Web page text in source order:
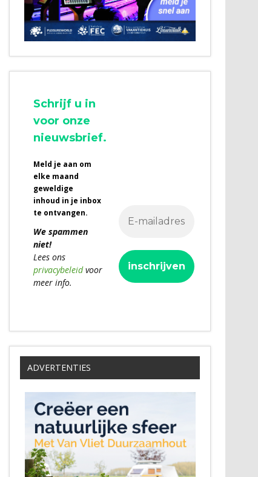
Schrijf u in
voor onze
nieuwsbrief.
Meld je aan om
elke maand
geweldige
inhoud in je inbox
te ontvangen.
We spammen
niet!
Lees ons
privacybeleidvoor
meer info.
ADVERTENTIES